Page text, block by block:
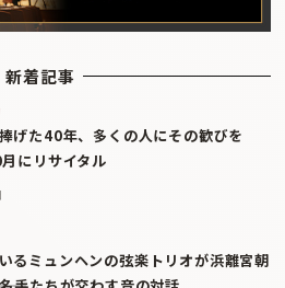
新着記事
げた40年、多くの人にその歓びを
にリサイタル
るミュンヘンの弦楽トリオが浜離宮朝